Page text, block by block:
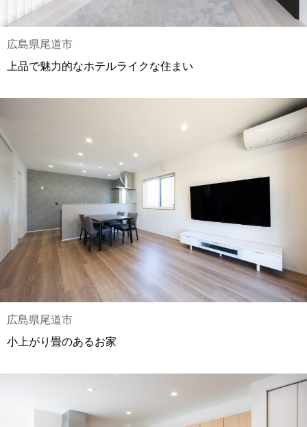
広島県尾道市
上品で魅力的なホテルライクな住まい
広島県尾道市
小上がり畳のあるお家